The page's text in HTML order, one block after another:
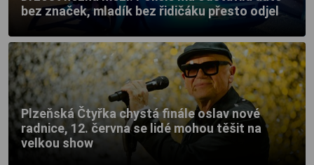
bez značek, mladík bez řidičáku přesto odjel
Plzeňská Čtyřka chystá finále oslav nové
radnice, 12. června se lidé mohou těšit na
velkou show